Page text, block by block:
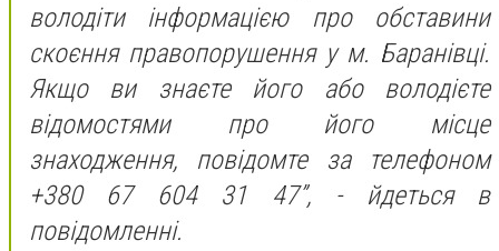
володіти інформацією про обставини
скоєння правопорушення у м. Баранівці.
Якщо ви знаєте його або володієте
відомостями про його місце
знаходження, повідомте за телефоном
+380 67 604 31 47”, - йдеться в
повідомленні.